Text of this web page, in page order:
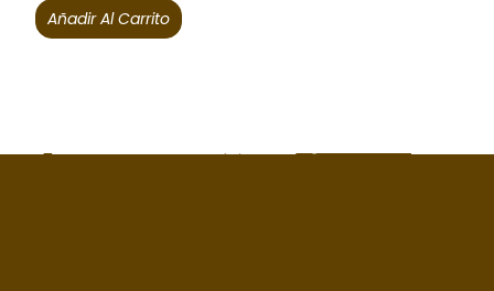
Añadir Al Carrito